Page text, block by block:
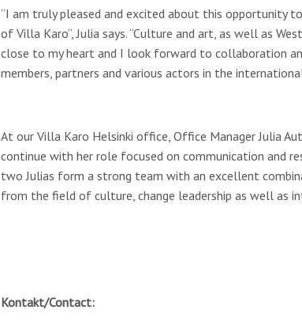
“I am truly pleased and excited about this opportunity
of Villa Karo”, Julia says. “Culture and art, as well as
close to my heart and I look forward to collaboration
members, partners and various actors in the
At our Villa Karo Helsinki office, Office Manager Julia
continue with her role focused on communication and
two Julias form a strong team with an excellent
from the field of culture, change leadership as well as
Kontakt/Contact: